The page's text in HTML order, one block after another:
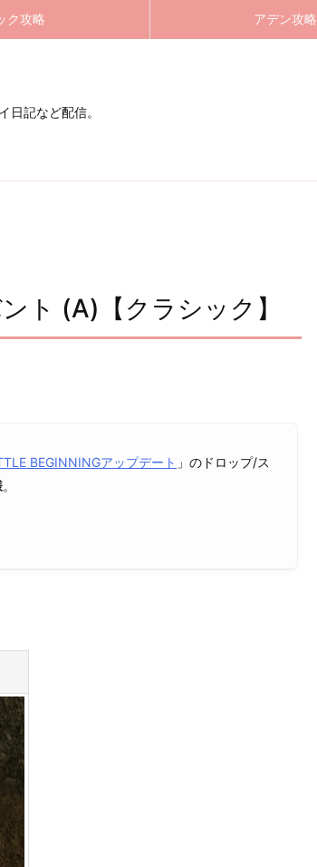
ク攻略 アデン攻略
日記など配信。
ト (A)【クラシック】
BEGINNINGアップデート 」のドロップ/ス
。